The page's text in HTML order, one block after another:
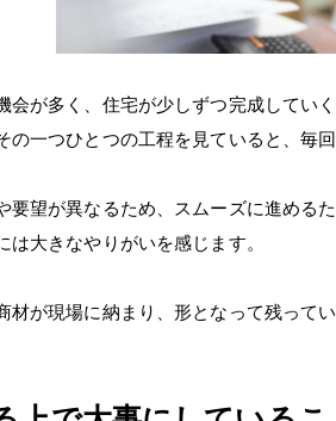
会が多く、住宅が少しずつ完成してい
の一つひとつの工程を見ていると、毎
要望が異なるため、スムーズに進める
は大きなやりがいを感じます。
材が現場に納まり、形となって残って